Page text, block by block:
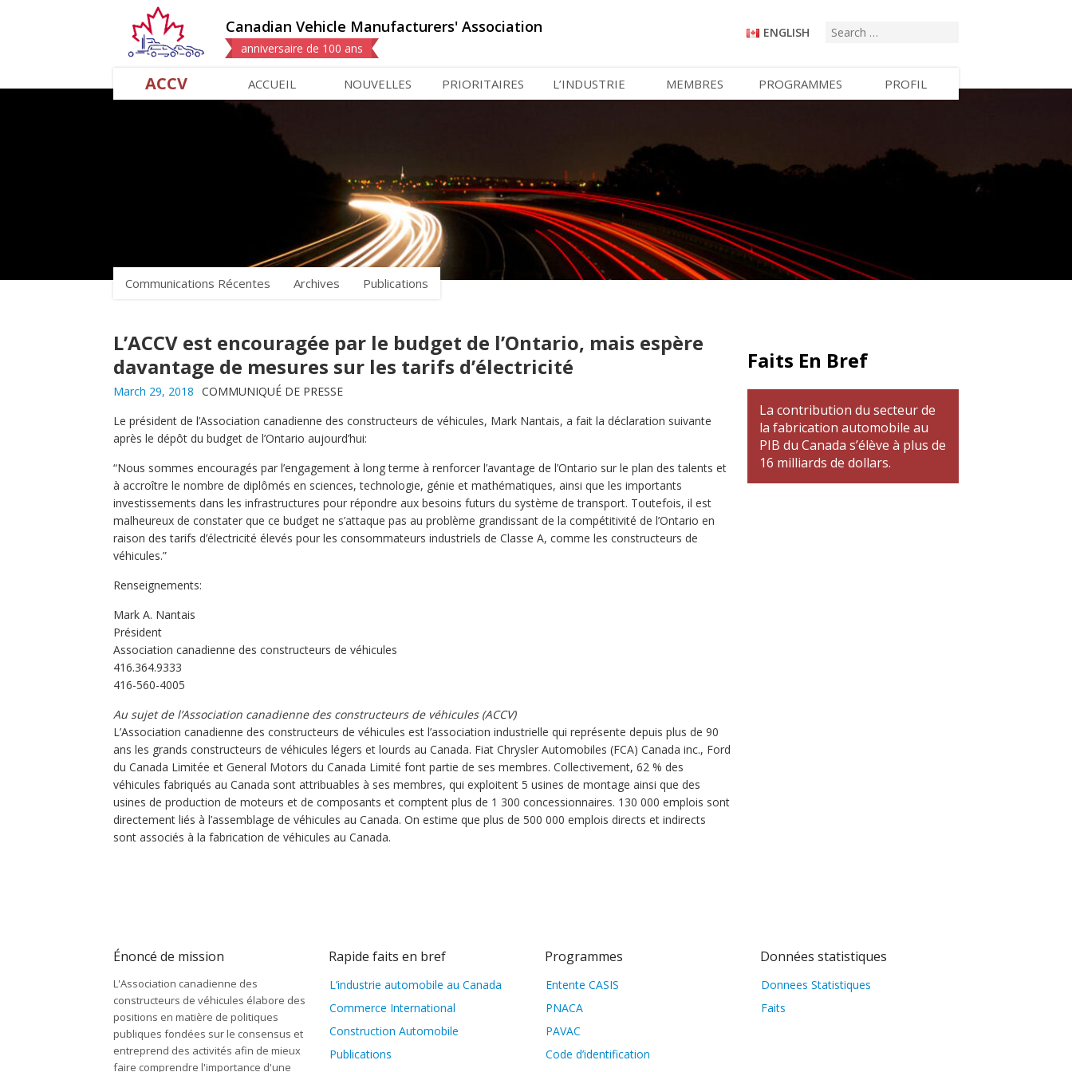
Canadian Vehicle Manufacturers' Association
anniversaire de 100 ans
ENGLISH
ACCV ACCUEIL NOUVELLES PRIORITAIRES L’INDUSTRIE MEMBRES PROGRAMMES PROFIL
Communications Récentes Archives Publications
L’ACCV est encouragée par le budget de l’Ontario, mais espère
davantage de mesures sur les tarifs d’électricité
March 29, 2018 COMMUNIQUÉ DE PRESSE
Le président de l’Association canadienne des constructeurs de véhicules, Mark Nantais, a fait la déclaration suivante
après le dépôt du budget de l’Ontario aujourd’hui:
“Nous sommes encouragés par l’engagement à long terme à renforcer l’avantage de l’Ontario sur le plan des talents et
à accroître le nombre de diplômés en sciences, technologie, génie et mathématiques, ainsi que les importants
investissements dans les infrastructures pour répondre aux besoins futurs du système de transport. Toutefois, il est
malheureux de constater que ce budget ne s’attaque pas au problème grandissant de la compétitivité de l’Ontario en
raison des tarifs d’électricité élevés pour les consommateurs industriels de Classe A, comme les constructeurs de
véhicules.”
Renseignements:
Mark A. Nantais
Président
Association canadienne des constructeurs de véhicules
416.364.9333
416-560-4005
Au sujet de l’Association canadienne des constructeurs de véhicules (ACCV)
L’Association canadienne des constructeurs de véhicules est l’association industrielle qui représente depuis plus de 90
ans les grands constructeurs de véhicules légers et lourds au Canada. Fiat Chrysler Automobiles (FCA) Canada inc., Ford
du Canada Limitée et General Motors du Canada Limité font partie de ses membres. Collectivement, 62 % des
véhicules fabriqués au Canada sont attribuables à ses membres, qui exploitent 5 usines de montage ainsi que des
usines de production de moteurs et de composants et comptent plus de 1 300 concessionnaires. 130 000 emplois sont
directement liés à l’assemblage de véhicules au Canada. On estime que plus de 500 000 emplois directs et indirects
sont associés à la fabrication de véhicules au Canada.
Faits En Bref
La contribution du secteur de
la fabrication automobile au
PIB du Canada s’élève à plus de
16 milliards de dollars.
Énoncé de mission
L'Association canadienne des
constructeurs de véhicules élabore des
positions en matière de politiques
publiques fondées sur le consensus et
entreprend des activités afin de mieux
faire comprendre l'importance d'une
Rapide faits en bref
L’industrie automobile au Canada
Commerce International
Construction Automobile
Publications
Programmes
Entente CASIS
PNACA
PAVAC
Code d’identification
Données statistiques
Donnees Statistiques
Faits